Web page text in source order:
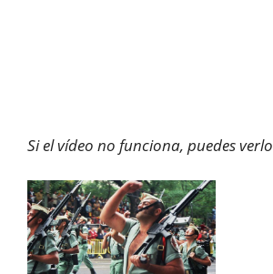
Si el vídeo no funciona, puedes verlo